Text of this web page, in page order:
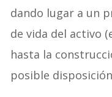
dando lugar a un
de vida del activo
hasta la
posible